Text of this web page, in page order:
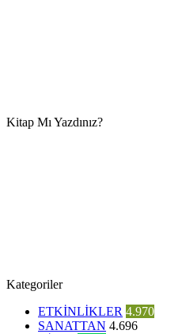
Kitap Mı Yazdınız?
Kategoriler
ETKİNLİKLER 4.970
SANATTAN 4.696